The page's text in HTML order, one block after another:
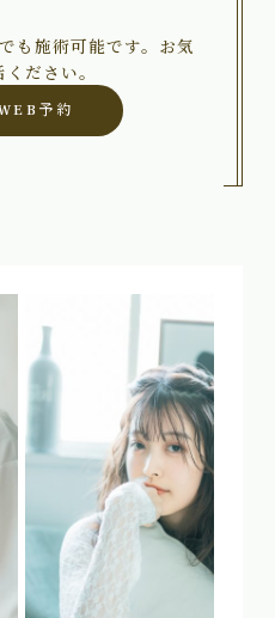
も施術可能です。お気
ださい。
予約